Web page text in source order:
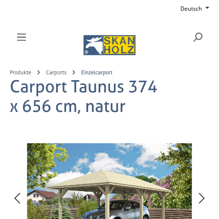
Produkte Carports Einzelcarport
Carport Taunus 374
x 656 cm, natur
Bildergalerie überspringen
Deutsch